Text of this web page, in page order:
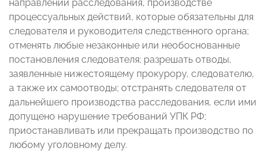
направлении расследования, производстве
процессуальных действий, которые обязательны для
следователя и руководителя следственного органа;
отменять любые незаконные или необоснованные
постановления следователя; разрешать отводы,
заявленные нижестоящему прокурору, следователю,
а также их самоотводы; отстранять следователя от
дальнейшего производства расследования, если ими
допущено нарушение требований УПК РФ;
приостанавливать или прекращать производство по
любому уголовному делу.